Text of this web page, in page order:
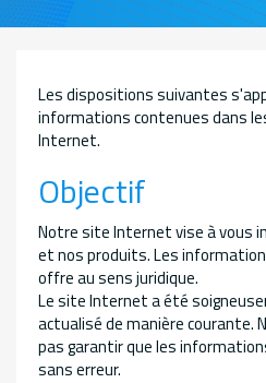
Les dispositions suivantes
informations contenues dans
Internet.
Objectif
Notre site Internet vise à vous
et nos produits. Les
offre au sens juridique.
Le site Internet a été
actualisé de manière courante.
pas garantir que les
sans erreur.